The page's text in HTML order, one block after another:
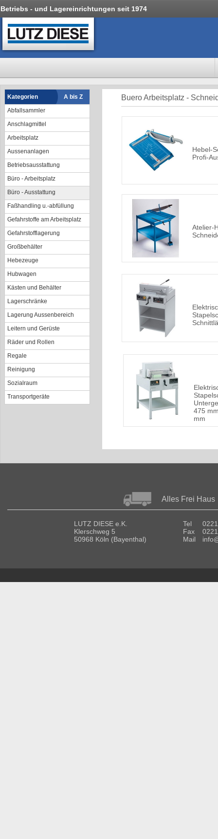
Betriebs - und Lagereinrichtungen seit 1974
Kategorien
A bis Z
Abfallsammler
Anschlagmittel
Arbeitsplatz
Aussenanlagen
Betriebsausstattung
Büro - Arbeitsplatz
Büro - Ausstattung
Faßhandling u.-abfüllung
Gefahrstoffe am Arbeitsplatz
Gefahrstofflagerung
Großbehälter
Hebezeuge
Hubwagen
Kästen und Behälter
Lagerschränke
Lagerung Aussenbereich
Leitern und Gerüste
Räder und Rollen
Regale
Reinigung
Sozialraum
Transportgeräte
Buero Arbeitsplatz -
Hebel-
Profi-
Atelier-
475
mm
Alles Frei Haus
LUTZ DIESE e.K.
Klerschweg 5
50968 Köln (Bayenthal)
Tel
Fax
Mail